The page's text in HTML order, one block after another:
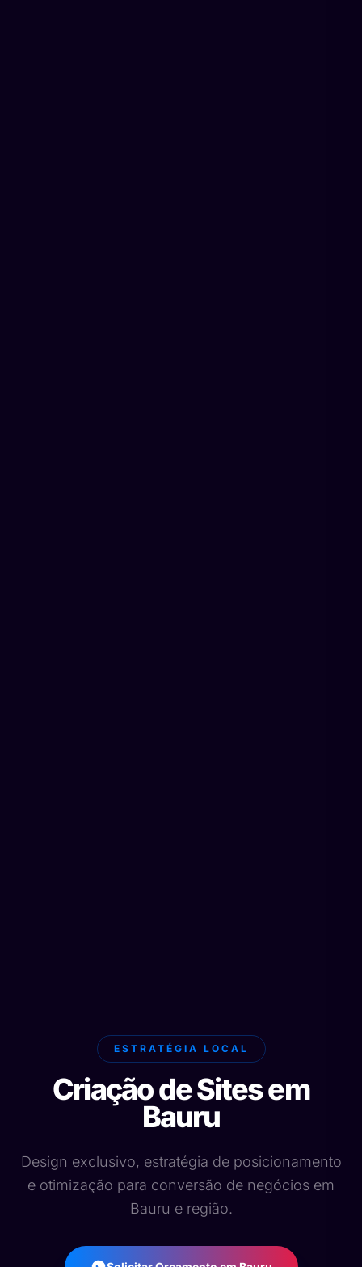
ESTRATÉGIA LOCAL
Criação de Sites em
Bauru
Design exclusivo, estratégia de posicionamento
e otimização para conversão de negócios em
Bauru e região.